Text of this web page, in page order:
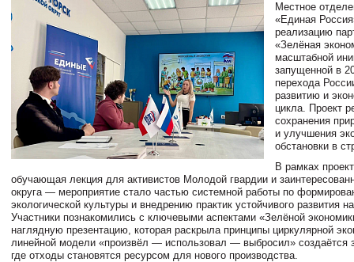
Местное
«Единая
реализацию
«Зелёная
масштабной
запущенной в
перехода
развитию и
цикла. Проект
сохранения
и улучшения
обстановки в
В рамках
обучающая лекция для активистов Молодой гвардии и
округа — мероприятие стало частью системной работы по
экологической культуры и внедрению практик устойчивого развития
Участники познакомились с ключевыми аспектами «Зелёной
наглядную презентацию, которая раскрыла принципы циркулярной
линейной модели «произвёл — использовал — выбросил» создаётся
где отходы становятся ресурсом для нового производства.